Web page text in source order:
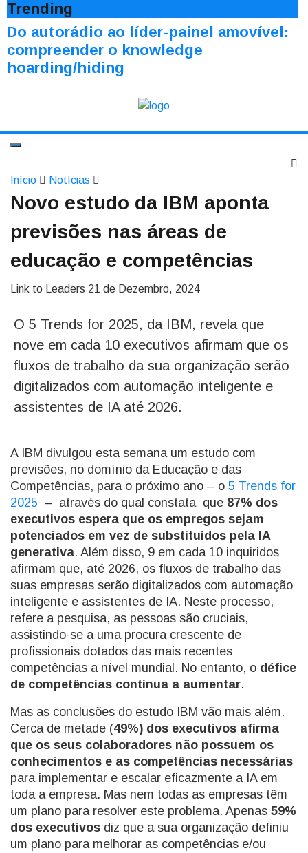
Trending
Do autorádio ao líder-painel amovível:
compreender o knowledge
hoarding/hiding
Início Notícias
Novo estudo da IBM aponta
previsões nas áreas de
educação e competências
Link to Leaders 21 de Dezembro, 2024
O 5 Trends for 2025, da IBM, revela que
nove em cada 10 executivos afirmam que os
fluxos de trabalho da sua organização serão
digitalizados com automação inteligente e
assistentes de IA até 2026.
A IBM divulgou esta semana um estudo com
previsões, no domínio da Educação e das
Competências, para o próximo ano – o 5 Trends for
2025 – através do qual constata que 87% dos
executivos espera que os empregos sejam
potenciados em vez de substituídos pela IA
generativa. Além disso, 9 em cada 10 inquiridos
afirmam que, até 2026, os fluxos de trabalho das
suas empresas serão digitalizados com automação
inteligente e assistentes de IA. Neste processo,
refere a pesquisa, as pessoas são cruciais,
assistindo-se a uma procura crescente de
profissionais dotados das mais recentes
competências a nível mundial. No entanto, o défice
de competências continua a aumentar.
Mas as conclusões do estudo IBM vão mais além.
Cerca de metade (49%) dos executivos afirma
que os seus colaboradores não possuem os
conhecimentos e as competências necessárias
para implementar e escalar eficazmente a IA em
toda a empresa. Mas nem todas as empresas têm
um plano para resolver este problema. Apenas 59%
dos executivos diz que a sua organização definiu
um plano para melhorar as competências e/ou